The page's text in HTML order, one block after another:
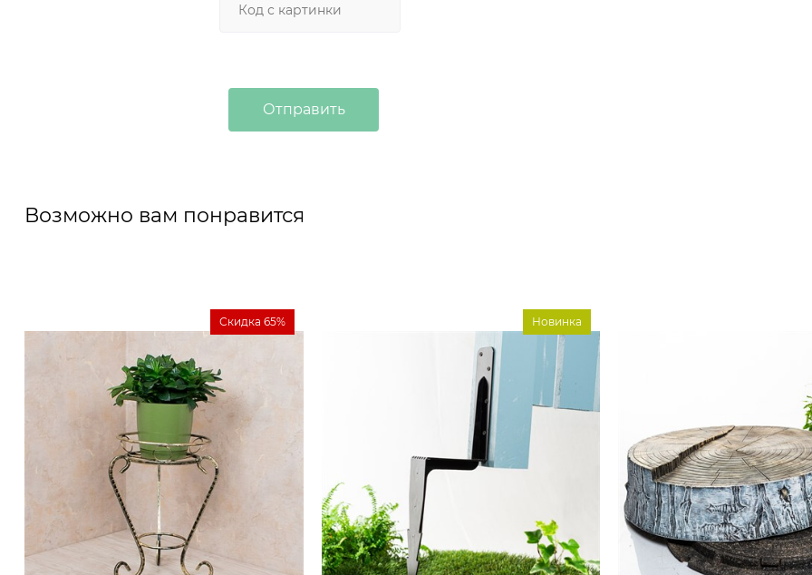
Возможно вам понравится
Скидка 65% Новинка